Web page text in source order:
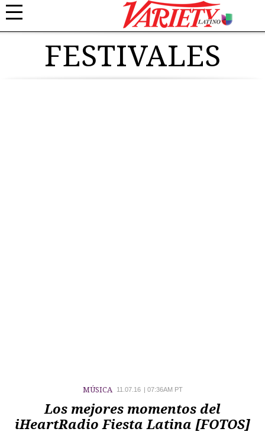
FESTIVALES
MÚSICA 11.07.16 | 07:36AM PT
Los mejores momentos del
iHeartRadio Fiesta Latina [FOTOS]